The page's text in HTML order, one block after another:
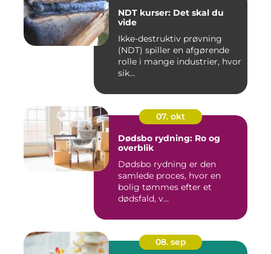
NDT kurser: Det skal du
vide
Ikke-destruktiv prøvning
(NDT) spiller en afgørende
rolle i mange industrier, hvor
sik...
07. okt
Dødsbo rydning: Ro og
overblik
Dødsbo rydning er den
samlede proces, hvor en
bolig tømmes efter et
dødsfald, v...
08. sep